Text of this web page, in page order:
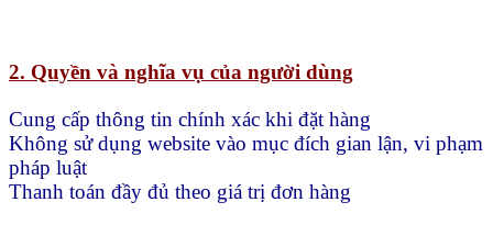
2. Quyền và nghĩa vụ của người dùng
Cung cấp thông tin chính xác khi đặt hàng
Không sử dụng website vào mục đích gian lận, vi phạm
pháp luật
Thanh toán đầy đủ theo giá trị đơn hàng